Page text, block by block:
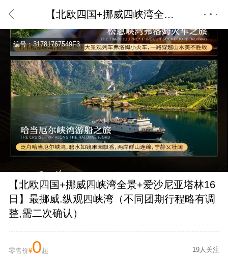
【北欧四国+挪威四峡湾全景+爱沙尼亚塔林16日】最挪威.纵观四峡湾（不同团期行程略有调整,需二次确认）
编号：31781767549F3
【北欧四国+挪威四峡湾全景+爱沙尼亚塔林16
日】最挪威.纵观四峡湾（不同团期行程略有调
整,需二次确认）
零售价¥0起 19人关注